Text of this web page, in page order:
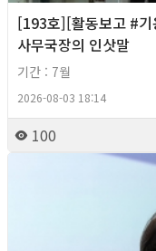
[193호][활동보고 #기
사무국장의 인삿말
기간 : 7월
2026-08-03 18:14
100